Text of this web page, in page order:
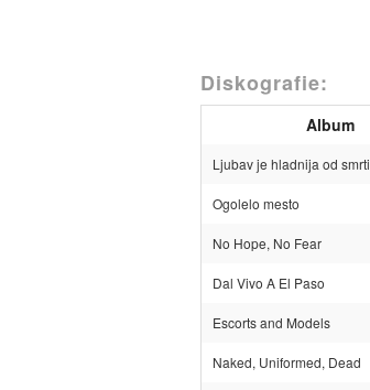
Diskografie:
Album
Ljubav je hladnija od smrti
Ogolelo mesto
No Hope, No Fear
Dal Vivo A El Paso
Escorts and Models
Naked, Uniformed, Dead